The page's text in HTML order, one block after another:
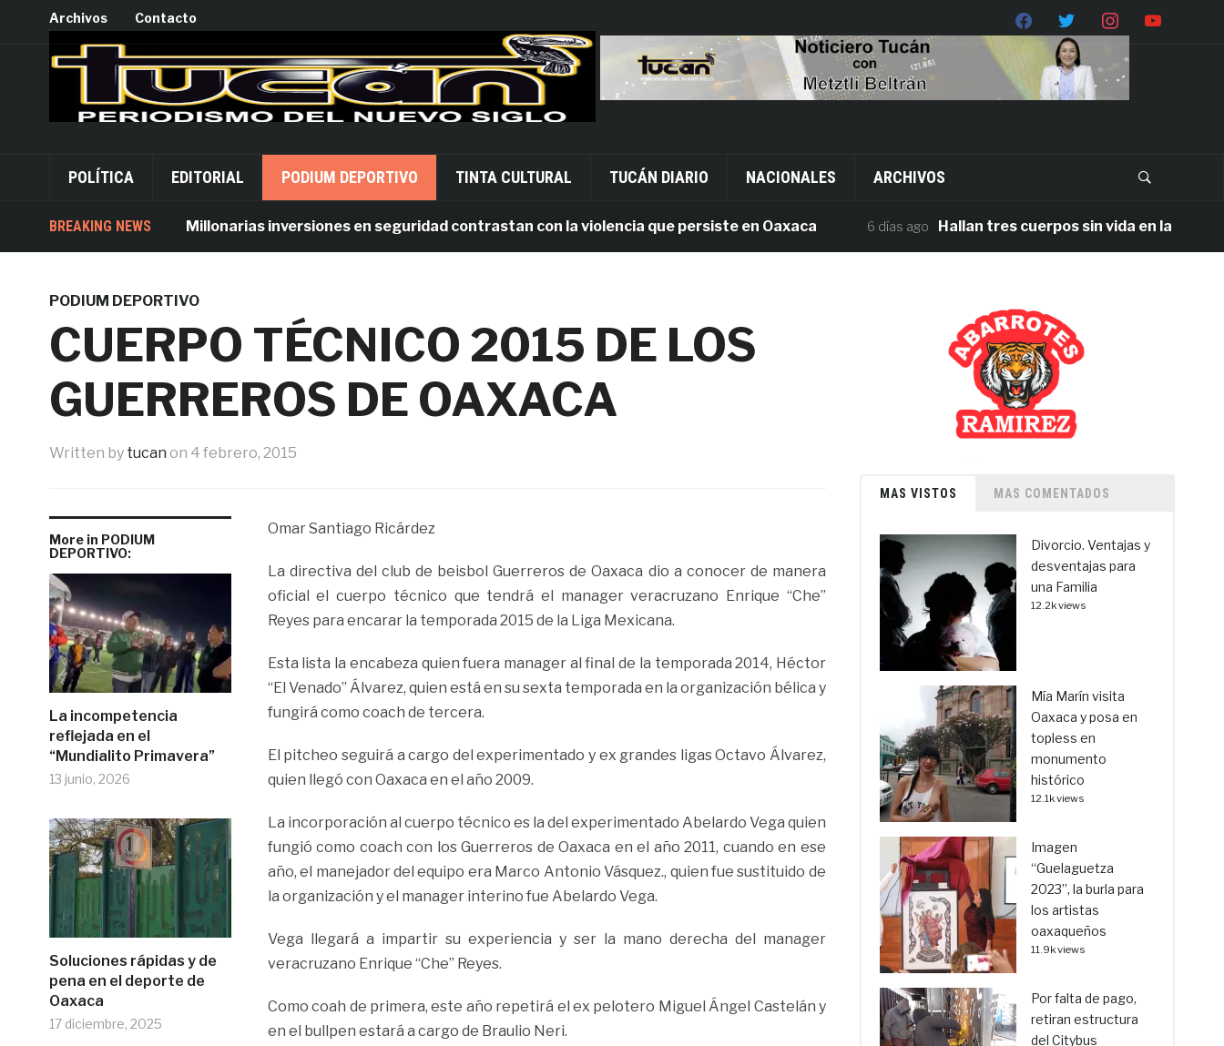
Archivos Contacto
POLÍTICA EDITORIAL PODIUM DEPORTIVO TINTA CULTURAL TUCÁN DIARIO NACIONALES ARCHIVOS
BREAKING NEWSMillonarias inversiones en seguridad contrastan con la violencia que persiste en Oaxaca 6 días ago Hallan tres cuerpos sin vida en la carretera
PODIUM DEPORTIVO
CUERPO TÉCNICO 2015 DE LOS
GUERREROS DE OAXACA
Written by tucan on 4 febrero, 2015
More in PODIUM
DEPORTIVO:
La incompetencia
reflejada en el
“Mundialito Primavera”
13 junio, 2026
Soluciones rápidas y de
pena en el deporte de
Oaxaca
17 diciembre, 2025
Omar Santiago Ricárdez
La directiva del club de beisbol Guerreros de Oaxaca dio a conocer de manera
oficial el cuerpo técnico que tendrá el manager veracruzano Enrique “Che”
Reyes para encarar la temporada 2015 de la Liga Mexicana.
Esta lista la encabeza quien fuera manager al final de la temporada 2014, Héctor
“El Venado” Álvarez, quien está en su sexta temporada en la organización bélica y
fungirá como coach de tercera.
El pitcheo seguirá a cargo del experimentado y ex grandes ligas Octavo Álvarez,
quien llegó con Oaxaca en el año 2009.
La incorporación al cuerpo técnico es la del experimentado Abelardo Vega quien
fungió como coach con los Guerreros de Oaxaca en el año 2011, cuando en ese
año, el manejador del equipo era Marco Antonio Vásquez., quien fue sustituido de
la organización y el manager interino fue Abelardo Vega.
Vega llegará a impartir su experiencia y ser la mano derecha del manager
veracruzano Enrique “Che” Reyes.
Como coah de primera, este año repetirá el ex pelotero Miguel Ángel Castelán y
en el bullpen estará a cargo de Braulio Neri.
MAS VISTOS MAS COMENTADOS
Divorcio. Ventajas y
desventajas para
una Familia
12.2k views
Mía Marín visita
Oaxaca y posa en
topless en
monumento
histórico
12.1k views
Imagen
“Guelaguetza
2023”, la burla para
los artistas
oaxaqueños
11.9k views
Por falta de pago,
retiran estructura
del Citybus